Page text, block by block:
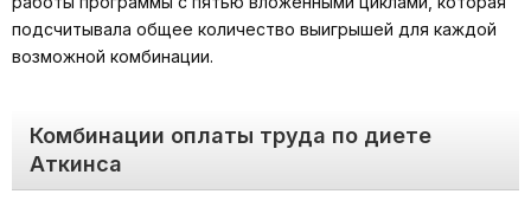
подсчитывала общее количество выигрышей для каждой
возможной комбинации.
Комбинации оплаты труда по диете
Аткинса